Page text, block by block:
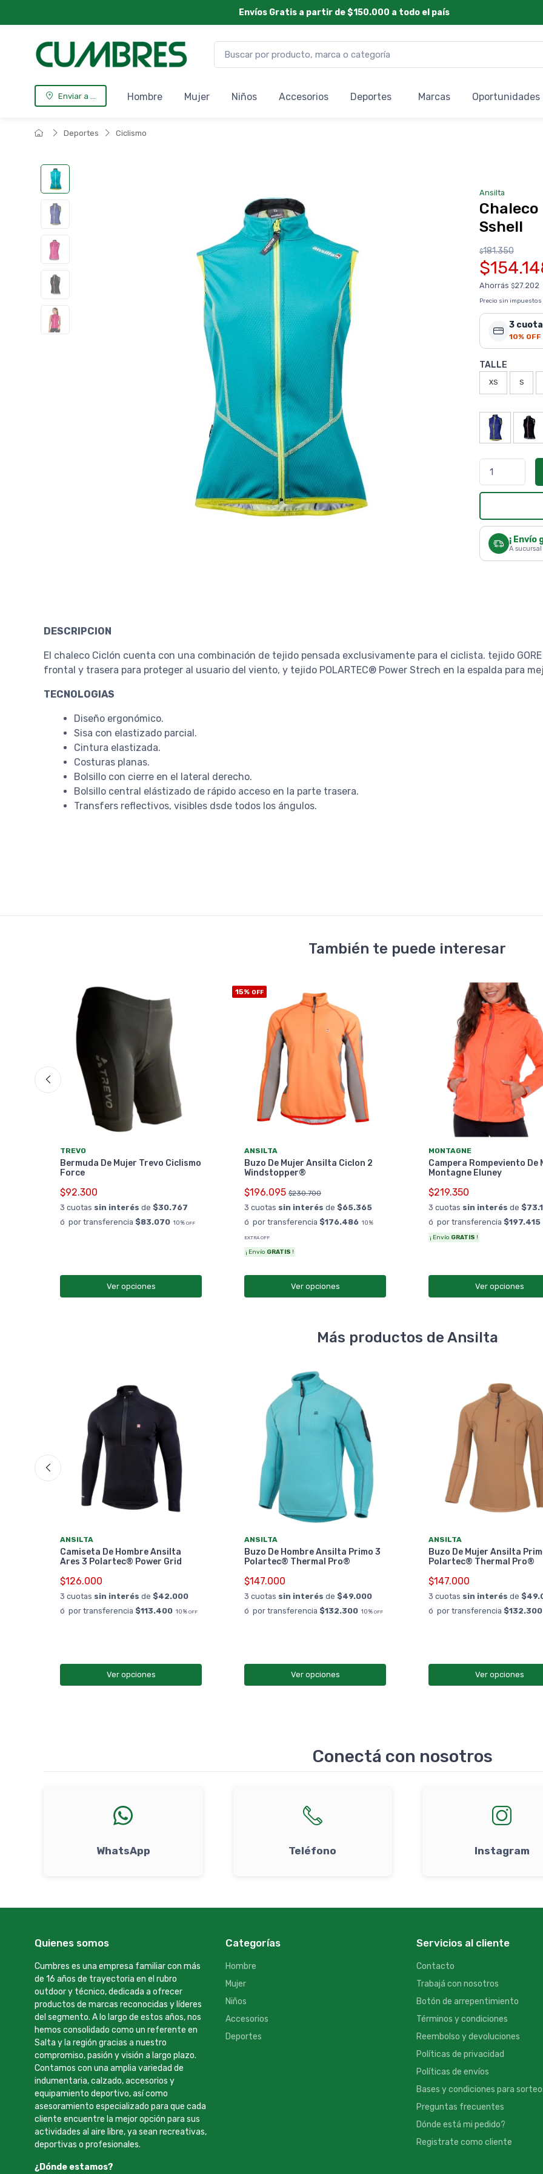
Envíos Gratis a partir de $150.000 a todo el país
Enviar a ... Hombre Mujer Niños Accesorios Deportes Marcas Oportunidades
Deportes Ciclismo
Ansilta
Chaleco
Sshell
$181.350
Ahorrás $27.202
Precio sin
3
10% OFF
TALLE
XS S
¡ Envío
A
DESCRIPCION
El chaleco Ciclón cuenta con una combinación de tejido pensada exclusivamente para el ciclista. tejido GORE
frontal y trasera para proteger al usuario del viento, y tejido POLARTEC® Power Strech en la espalda para
TECNOLOGIAS
Diseño ergonómico.
Sisa con elastizado parcial.
Cintura elastizada.
Costuras planas.
Bolsillo con cierre en el lateral derecho.
Bolsillo central elástizado de rápido acceso en la parte trasera.
Transfers reflectivos, visibles dsde todos los ángulos.
También te puede interesar
TREVO
Bermuda De Mujer Trevo Ciclismo
Force
$92.300
3 cuotas sin interés de $30.767
ó por transferencia $83.070 10% OFF
Ver opciones
15% OFF
ANSILTA
Buzo De Mujer Ansilta Ciclon 2
Windstopper®
$196.095 $230.700
3 cuotas sin interés de $65.365
ó por transferencia $176.486 10%
EXTRA OFF
¡ Envío GRATIS !
Ver opciones
MONTAGNE
Campera Rompeviento De
Montagne Eluney
$219.350
3 cuotas sin interés de
ó por transferencia $197.415
¡ Envío GRATIS !
Ver opciones
Más productos de Ansilta
ANSILTA
Camiseta De Hombre Ansilta
Ares 3 Polartec® Power Grid
$126.000
3 cuotas sin interés de $42.000
ó por transferencia $113.400 10% OFF
Ver opciones
ANSILTA
Buzo De Hombre Ansilta Primo 3
Polartec® Thermal Pro®
$147.000
3 cuotas sin interés de $49.000
ó por transferencia $132.300 10% OFF
Ver opciones
ANSILTA
Buzo De Mujer Ansilta
Polartec® Thermal Pro®
$147.000
3 cuotas sin interés de
ó por transferencia $132.300
Ver opciones
Conectá con nosotros
WhatsApp Teléfono Instagram
Quienes somos
Cumbres es una empresa familiar con más
de 16 años de trayectoria en el rubro
outdoor y técnico, dedicada a ofrecer
productos de marcas reconocidas y líderes
del segmento. A lo largo de estos años, nos
hemos consolidado como un referente en
Salta y la región gracias a nuestro
compromiso, pasión y visión a largo plazo.
Contamos con una amplia variedad de
indumentaria, calzado, accesorios y
equipamiento deportivo, así como
asesoramiento especializado para que cada
cliente encuentre la mejor opción para sus
actividades al aire libre, ya sean recreativas,
deportivas o profesionales.
¿Dónde estamos?
Categorías
Hombre
Mujer
Niños
Accesorios
Deportes
Servicios al cliente
Contacto
Trabajá con nosotros
Botón de arrepentimiento
Términos y condiciones
Reembolso y devoluciones
Políticas de privacidad
Políticas de envíos
Bases y condiciones para
Preguntas frecuentes
Dónde está mi pedido?
Registrate como cliente